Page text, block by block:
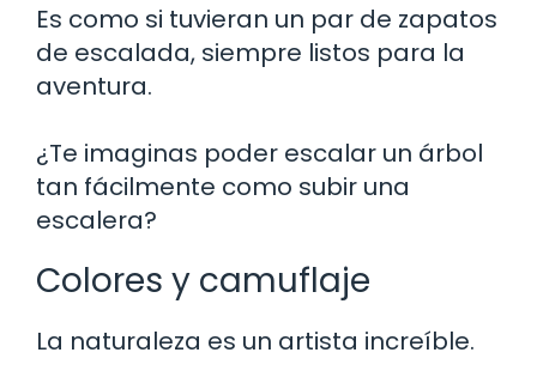
Es como si tuvieran un par de zapatos
de escalada, siempre listos para la
aventura.
¿Te imaginas poder escalar un árbol
tan fácilmente como subir una
escalera?
Colores y camuflaje
La naturaleza es un artista increíble.